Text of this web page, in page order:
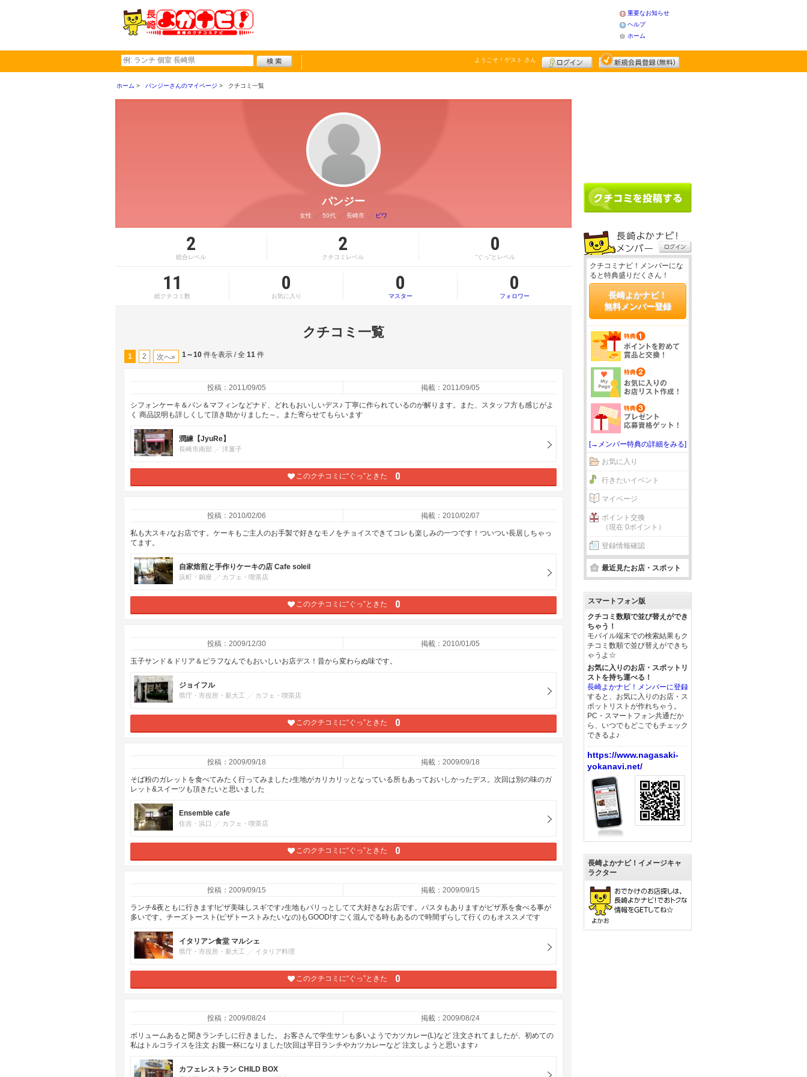
重要なお知らせ
ヘルプ
ホーム
ようこそ！ ゲスト さん
ホーム パンジーさんのマイページ クチコミ一覧
パンジー
女性 50代 長崎市 ビワ
2
総合レベル
2
クチコミレベル
0
“ぐっ”とレベル
11
総クチコミ数
0
お気に入り
0
マスター
0
フォロワー
クチコミ一覧
1 2 次へ» 1～10 件を表示 / 全 11 件
投稿：2011/09/05 掲載：2011/09/05
シフォンケーキ＆パン＆マフィンなどナド、どれもおいしいデス♪ 丁寧に作られているのが解ります。また、スタッフ方も感じがよ
く 商品説明も詳しくして頂き助かりました～。また寄らせてもらいます
潤練【JyuRe】
長崎市南部 洋菓子
このクチコミに“ぐっ”ときた 0
投稿：2010/02/06 掲載：2010/02/07
私も大スキ♪なお店です。ケーキもご主人のお手製で好きなモノをチョイスできてコレも楽しみの一つです！ついつい長居しちゃっ
てます。
自家焙煎と手作りケーキの店 Cafe soleil
浜町・銅座 カフェ・喫茶店
このクチコミに“ぐっ”ときた 0
投稿：2009/12/30 掲載：2010/01/05
玉子サンド＆ドリア＆ピラフなんでもおいしいお店デス！昔から変わらぬ味です。
ジョイフル
県庁・市役所・新大工 カフェ・喫茶店
このクチコミに“ぐっ”ときた 0
投稿：2009/09/18 掲載：2009/09/18
そば粉のガレットを食べてみたく行ってみました♪生地がカリカリッとなっている所もあっておいしかったデス。次回は別の味のガ
レット&スイーツも頂きたいと思いました
Ensemble cafe
住吉・浜口 カフェ・喫茶店
このクチコミに“ぐっ”ときた 0
投稿：2009/09/15 掲載：2009/09/15
ランチ&夜ともに行きます!ピザ美味しスギです♪生地もパリっとしてて大好きなお店です。パスタもありますがピザ系を食べる事が
多いです。チーズトースト(ピザトーストみたいなの)もGOOD!すごく混んでる時もあるので時間ずらして行くのもオススメです
イタリアン食堂 マルシェ
県庁・市役所・新大工 イタリア料理
このクチコミに“ぐっ”ときた 0
投稿：2009/08/24 掲載：2009/08/24
ボリュームあると聞きランチしに行きました。 お客さんで学生サンも多いようでカツカレー(L)など 注文されてましたが、初めての
私はトルコライスを注文 お腹一杯になりました!次回は平日ランチやカツカレーなど 注文しようと思います♪
カフェレストラン CHILD BOX
クチコミナビ！メンバーにな
ると特典盛りだくさん！
長崎よかナビ！
無料メンバー登録
[→メンバー特典の詳細をみる]
お気に入り
行きたいイベント
マイページ
ポイント交換
（現在 0ポイント）
登録情報確認
最近見たお店・スポット
スマートフォン版
クチコミ数順で並び替えができ
ちゃう！
モバイル端末での検索結果もク
チコミ数順で並び替えができち
ゃうよ☆
お気に入りのお店・スポットリ
ストを持ち運べる！
長崎よかナビ！メンバーに登録
すると、お気に入りのお店・ス
ポットリストが作れちゃう。
PC・スマートフォン共通だか
ら、いつでもどこでもチェック
できるよ♪
https://www.nagasaki-
yokanavi.net/
長崎よかナビ！イメージキャ
ラクター